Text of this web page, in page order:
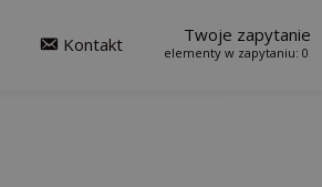
Kontakt 0
Twoje zapytanie